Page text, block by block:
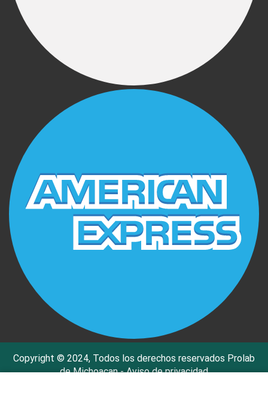
Copyright © 2024, Todos los derechos reservados Prolab
de Michoacan -Aviso de privacidad